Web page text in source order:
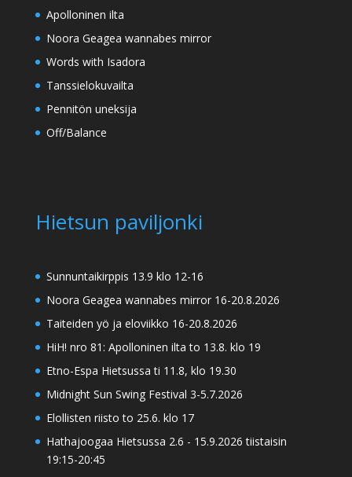
Apolloninen ilta
Noora Geagea wannabes mirror
Words with Isadora
Tanssielokuvailta
Pennitön uneksija
Off/Balance
Hietsun paviljonki
Sunnuntaikirppis 13.9 klo 12-16
Noora Geagea wannabes mirror 16-20.8.2026
Taiteiden yö ja eloviikko 16-20.8.2026
HiH! nro 81: Apolloninen ilta to 13.8. klo 19
Etno-Espa Hietsussa ti 11.8, klo 19.30
Midnight Sun Swing Festival 3-5.7.2026
Elollisten riisto to 25.6. klo 17
Hathajoogaa Hietsussa 2.6 - 15.9.2026 tiistaisin
19:15-20:45